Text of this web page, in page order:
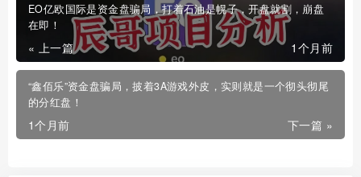
EO亿欧国际是资金盘骗局，打着石油是幌子，开盘就割，崩盘
在即！
« 上一篇 1个月前
“鑫佰乐”资金盘骗局，披着3A游戏外皮，实则就是一个彻头彻尾
的分红盘！
下一篇 »
1个月前